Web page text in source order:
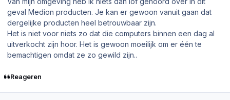
geval Medion producten. Je kan er gewoon vanuit gaan dat
dergelijke producten heel betrouwbaar zijn.
Het is niet voor niets zo dat die computers binnen een dag al
uitverkocht zijn hoor. Het is gewoon moeilijk om er één te
bemachtigen omdat ze zo gewild zijn..
Reageren